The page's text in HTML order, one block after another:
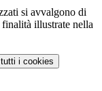
si avvalgono di
illustrate nella
i cookies